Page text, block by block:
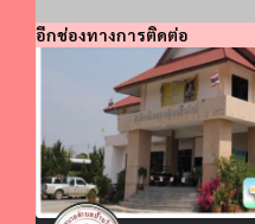
อีกช่องทางการติดต่อ